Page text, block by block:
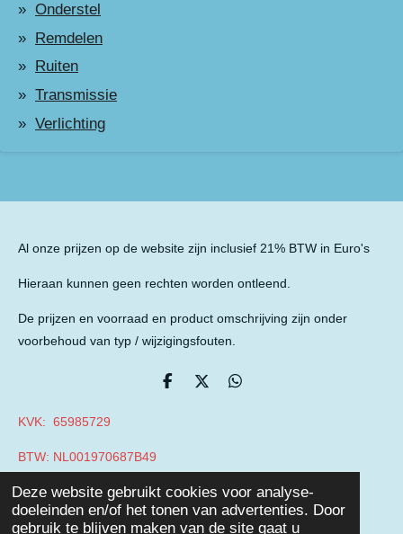
Deze website gebruikt cookies voor analyse-
doeleinden en/of het tonen van advertenties. Door
gebruik te blijven maken van de site gaat u
Onderstel
Remdelen
Ruiten
Transmissie
Verlichting
Al onze prijzen op de website zijn inclusief 21% BTW in Euro's
Hieraan kunnen geen rechten worden ontleend.
De prijzen en voorraad en product omschrijving zijn onder
voorbehoud van typ / wijzigingsfouten.
D
D
D
KVK: 65985729
BTW: NL001970687B49
Powered by JouwWeb